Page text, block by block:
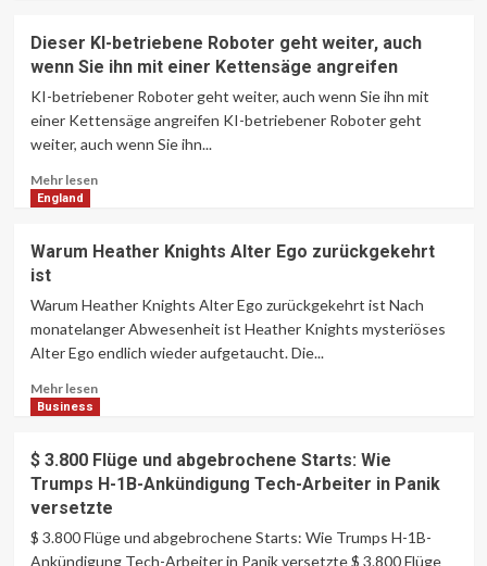
Business
Warum ein VC Denkt Quantum Ist ein
größeres Unlock als AGI
Impfpanel
von
RFK
Jr.
stimmt
über
seinen
Rezepte
Covid-
Aufnahmen
zu
Dieser KI-betriebene Roboter geht weiter, auch
wenn Sie ihn mit einer Kettensäge angreifen
KI-betriebener Roboter geht weiter, auch wenn Sie ihn mit
einer Kettensäge angreifen KI-betriebener Roboter geht
weiter, auch wenn Sie ihn...
Mehr lesenLesen
Dieser
betriebene
Roboter
geht
weiter,
auch
mit
einer
Kettensäge
England
Warum Heather Knights Alter Ego zurückgekehrt
ist
Warum Heather Knights Alter Ego zurückgekehrt ist Nach
monatelanger Abwesenheit ist Heather Knights mysteriöses
Alter Ego endlich wieder aufgetaucht. Die...
Mehr lesenLesen
Warum
Heather
Knights
Alter
Ego
Business
$ 3.800 Flüge und abgebrochene Starts: Wie
Trumps H-1B-Ankündigung Tech-Arbeiter in Panik
versetzte
$ 3.800 Flüge und abgebrochene Starts: Wie Trumps H-1B-
Ankündigung Tech-Arbeiter in Panik versetzte $ 3.800 Flüge